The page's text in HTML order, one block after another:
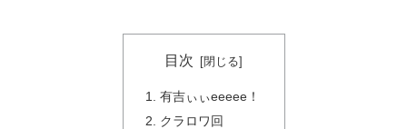
目次
有吉ぃぃeeeee！
クラロワ回